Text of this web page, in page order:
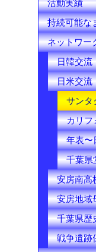
活動実績
持続可能な
ネットワー
日韓交流
日米交流
サンタ
カリフ
年表〜
千葉県
安房南高
安房地域
千葉県歴
戦争遺跡